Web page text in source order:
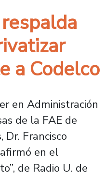
a Codelco
en Administración
de la FAE de
Dr. Francisco
en el
de Radio U. de